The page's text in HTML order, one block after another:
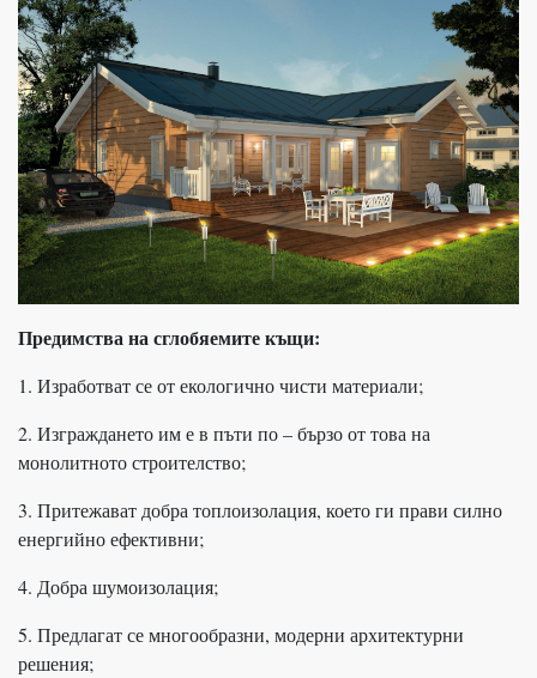
Предимства на сглобяемите къщи:
1. Изработват се от екологично чисти материали;
2. Изграждането им е в пъти по – бързо от това на
монолитното строителство;
3. Притежават добра топлоизолация, което ги прави силно
енергийно ефективни;
4. Добра шумоизолация;
5. Предлагат се многообразни, модерни архитектурни
решения;